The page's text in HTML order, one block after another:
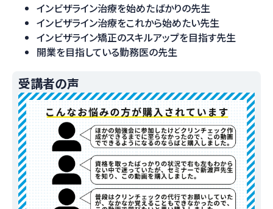
インビザライン治療を始めたばかりの先生
インビザライン治療をこれから始めたい先生
インビザライン矯正のスキルアップを目指す先生
開業を目指している勤務医の先生
受講者の声